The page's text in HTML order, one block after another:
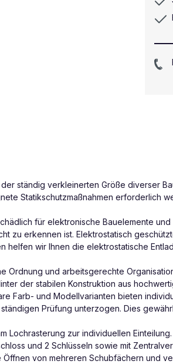
ständig verkleinerten Größe diverser
Statikschutzmaßnahmen erforderlich
für elektronische Bauelemente
zu erkennen ist. Elektrostatisch
wir Ihnen die elektrostatische
Ordnung und arbeitsgerechte
der stabilen Konstruktion aus
Farb- und Modellvarianten bieten
Prüfung unterzogen. Dies
zur individuellen
und 2 Schlüsseln sowie mit
von mehreren Schubfächern und